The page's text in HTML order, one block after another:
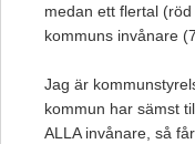
medan ett flertal
kommuns invånare
Jag är
kommun har sämst
ALLA invånare, så